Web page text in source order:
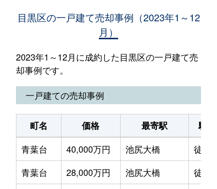
目黒区の一戸建て売却事例（2023年1～12
月）
2023年1～12月に成約した目黒区の一戸建て売
却事例です。
一戸建ての売却事例
町名 価格 最寄駅
駅
青葉台
40,000万円 池尻大橋
徒歩
青葉台
28,000万円 池尻大橋
徒歩